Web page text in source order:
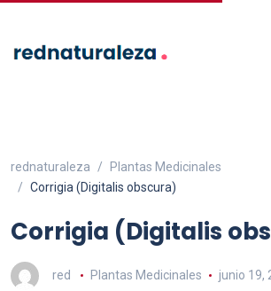
rednaturaleza
Plantas Medicinales
Corrigia (Digitalis obscura)
Corrigia (Digitalis
red Plantas Medicinales junio 19,